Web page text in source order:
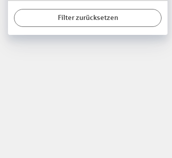
Filter zurücksetzen